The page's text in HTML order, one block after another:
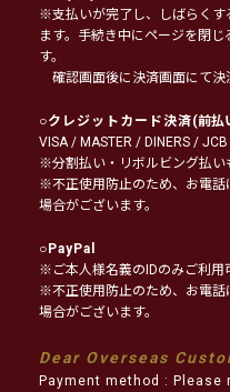
※支払いが完了し、しばらくす
ます。手続き中にページを閉
す。
確認画面後に決済画面にて決
○クレジットカード決済(前払
VISA / MASTER / DINERS /
※分割払い・リボルビング払い
※不正使用防止のため、お電話
場合がございます。
○PayPal
※ご本人様名義のIDのみご利用
※不正使用防止のため、お電話
場合がございます。
Dear Overseas
Payment method : Please